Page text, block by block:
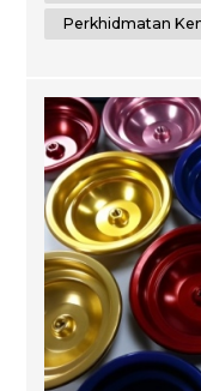
pembungkusan.
Perkhidmatan